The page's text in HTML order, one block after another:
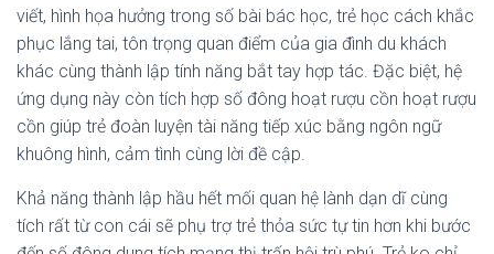
viết, hình họa hưởng trong số bài bác học, trẻ học cách khắc
phục lắng tai, tôn trọng quan điểm của gia đình du khách
khác cùng thành lập tính năng bắt tay hợp tác. Đặc biệt, hệ
ứng dụng này còn tích hợp số đông hoạt rượu cồn hoạt rượu
cồn giúp trẻ đoàn luyện tài năng tiếp xúc bằng ngôn ngữ
khuông hình, cảm tình cùng lời đề cập.
Khả năng thành lập hầu hết mối quan hệ lành dạn dĩ cùng
tích rất từ con cái sẽ phụ trợ trẻ thỏa sức tự tin hơn khi bước